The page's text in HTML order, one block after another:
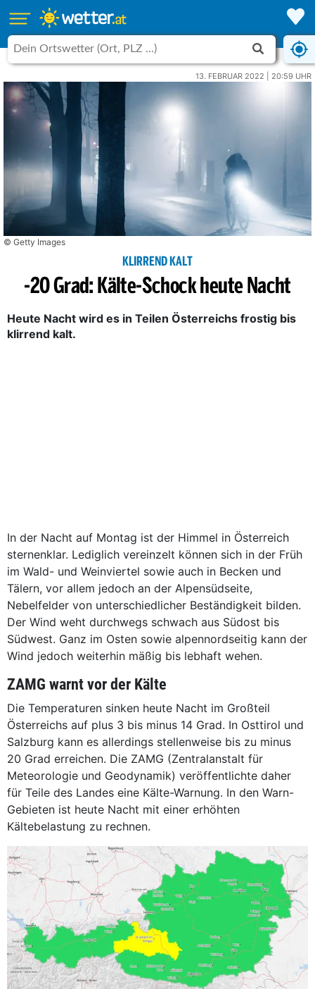
13. FEBRUAR 2022 | 20:59 UHR
© Getty Images
KLIRREND KALT
-20 Grad: Kälte-Schock heute Nacht
Heute Nacht wird es in Teilen Österreichs frostig bis
klirrend kalt.
In der Nacht auf Montag ist der Himmel in Österreich
sternenklar. Lediglich vereinzelt können sich in der Früh
im Wald- und Weinviertel sowie auch in Becken und
Tälern, vor allem jedoch an der Alpensüdseite,
Nebelfelder von unterschiedlicher Beständigkeit bilden.
Der Wind weht durchwegs schwach aus Südost bis
Südwest. Ganz im Osten sowie alpennordseitig kann der
Wind jedoch weiterhin mäßig bis lebhaft wehen.
ZAMG warnt vor der Kälte
Die Temperaturen sinken heute Nacht im Großteil
Österreichs auf plus 3 bis minus 14 Grad. In Osttirol und
Salzburg kann es allerdings stellenweise bis zu minus
20 Grad erreichen. Die ZAMG (Zentralanstalt für
Meteorologie und Geodynamik) veröffentlichte daher
für Teile des Landes eine Kälte-Warnung. In den Warn-
Gebieten ist heute Nacht mit einer erhöhten
Kältebelastung zu rechnen.